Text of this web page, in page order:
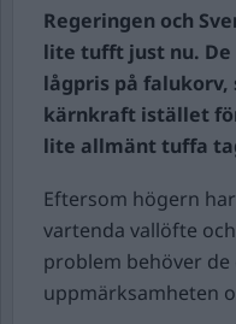
Regeringen och
lite tufft just nu.
lågpris på
kärnkraft istället
lite allmänt tuffa
Eftersom högern
vartenda vallöfte
problem behöver de
uppmärksamheten